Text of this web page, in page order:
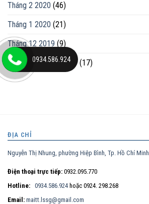
Tháng 2 2020 (46)
Tháng 1 2020 (21)
Tháng 12 2019 (9)
Tháng mười một 2019(17)
ĐỊA CHỈ
Nguyễn Thị Nhung, phường Hiệp Bình, Tp. Hồ Chí Minh
Điện thoại trực tiếp: 0932.095.770
Hotline: 0934.586.924 hoặc 0924. 298.268
Email: maitt.lssg@gmail.com
0934.586.924